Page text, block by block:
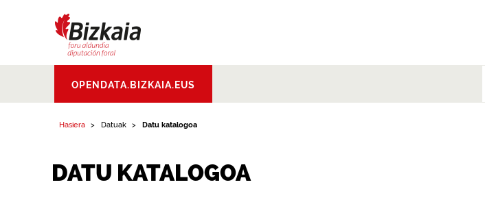
Aldundia.Diputacion
Foral de Bizkaia
OPENDATA.BIZKAIA.EUS
Hasiera Datuak Datu katalogoa
DATU KATALOGOA